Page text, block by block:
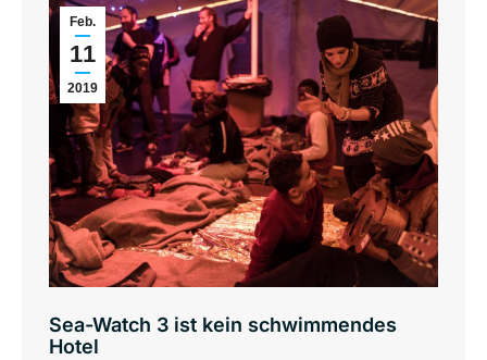
Feb.
11
2019
Sea-Watch 3 ist kein schwimmendes
Hotel